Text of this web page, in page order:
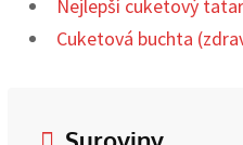
Nejlepší cuketový
Cuketová buchta